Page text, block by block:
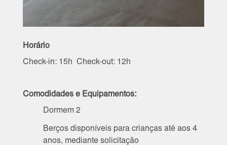
Horário
Check-in: 15h Check-out: 12h
Comodidades e Equipamentos:
Dormem 2
Berços disponíveis para crianças até aos 4
anos, mediante solicitação